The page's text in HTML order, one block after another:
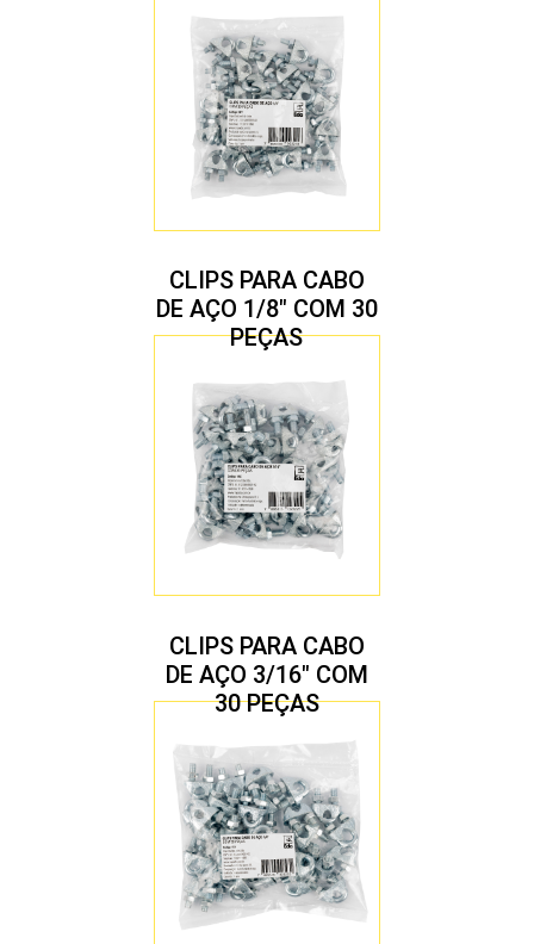
CLIPS PARA CABO
DE AÇO 1/8″ COM 30
PEÇAS
CLIPS PARA CABO
DE AÇO 3/16″ COM
30 PEÇAS